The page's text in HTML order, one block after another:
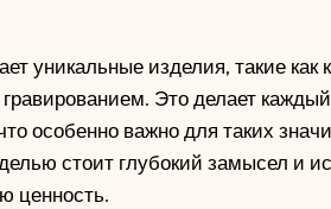
уникальные изделия, такие как
Это делает
особенно важно для таких
стоит глубокий замысел и
ценность.